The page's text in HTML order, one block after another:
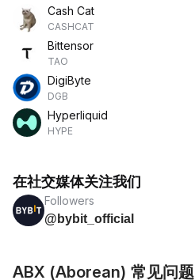
Cash Cat
CASHCAT
Bittensor
TAO
DigiByte
DGB
Hyperliquid
HYPE
在社交媒体关注我们
Followers
@bybit_official
ABX (Aborean) 常见问题